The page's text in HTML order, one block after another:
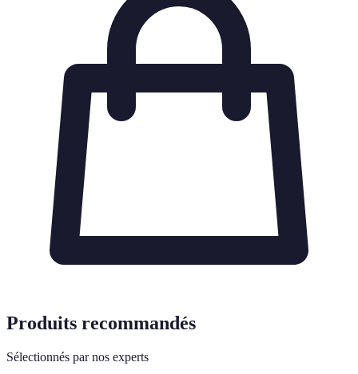
Produits recommandés
Sélectionnés par nos experts